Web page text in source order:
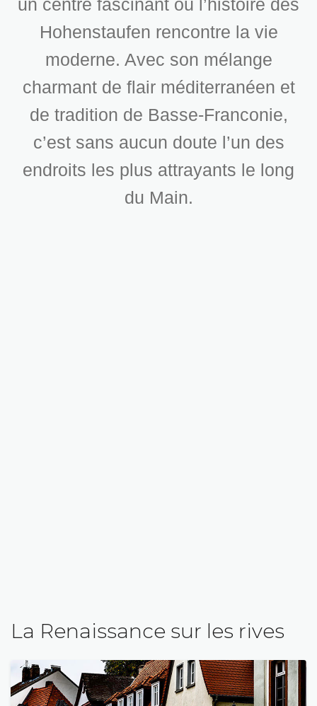
un centre fascinant où l’histoire des
Hohenstaufen rencontre la vie
moderne. Avec son mélange
charmant de flair méditerranéen et
de tradition de Basse-Franconie,
c’est sans aucun doute l’un des
endroits les plus attrayants le long
du Main.
La Renaissance sur les rives